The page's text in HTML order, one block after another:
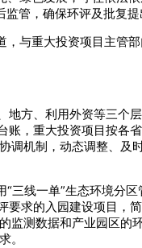
管，确保环评及批复
与重大投资项目主管
方、利用外资等三
，重大投资项目按
机制，动态调整、
三线一单”生态环境分
求的入园建设项目
测数据和产业园区
。